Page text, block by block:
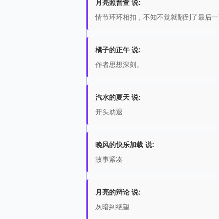
月亮照晋萱 说:
情节环环相扣，不知不觉就翻到了最后
橘子的正午 说:
作者思想深刻。
汽水的夏天 说:
开头劝退
晚风的快乐加载 说:
故事紧凑
月亮的辩论 说:
灰暗到绝望